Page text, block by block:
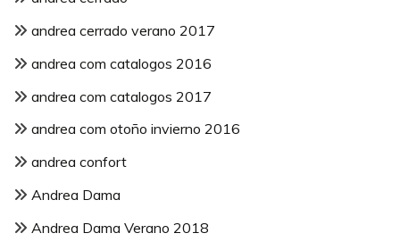
andrea cerrado verano 2017
andrea com catalogos 2016
andrea com catalogos 2017
andrea com otoño invierno 2016
andrea confort
Andrea Dama
Andrea Dama Verano 2018